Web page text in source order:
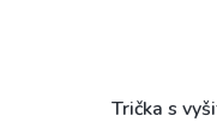
Trička s